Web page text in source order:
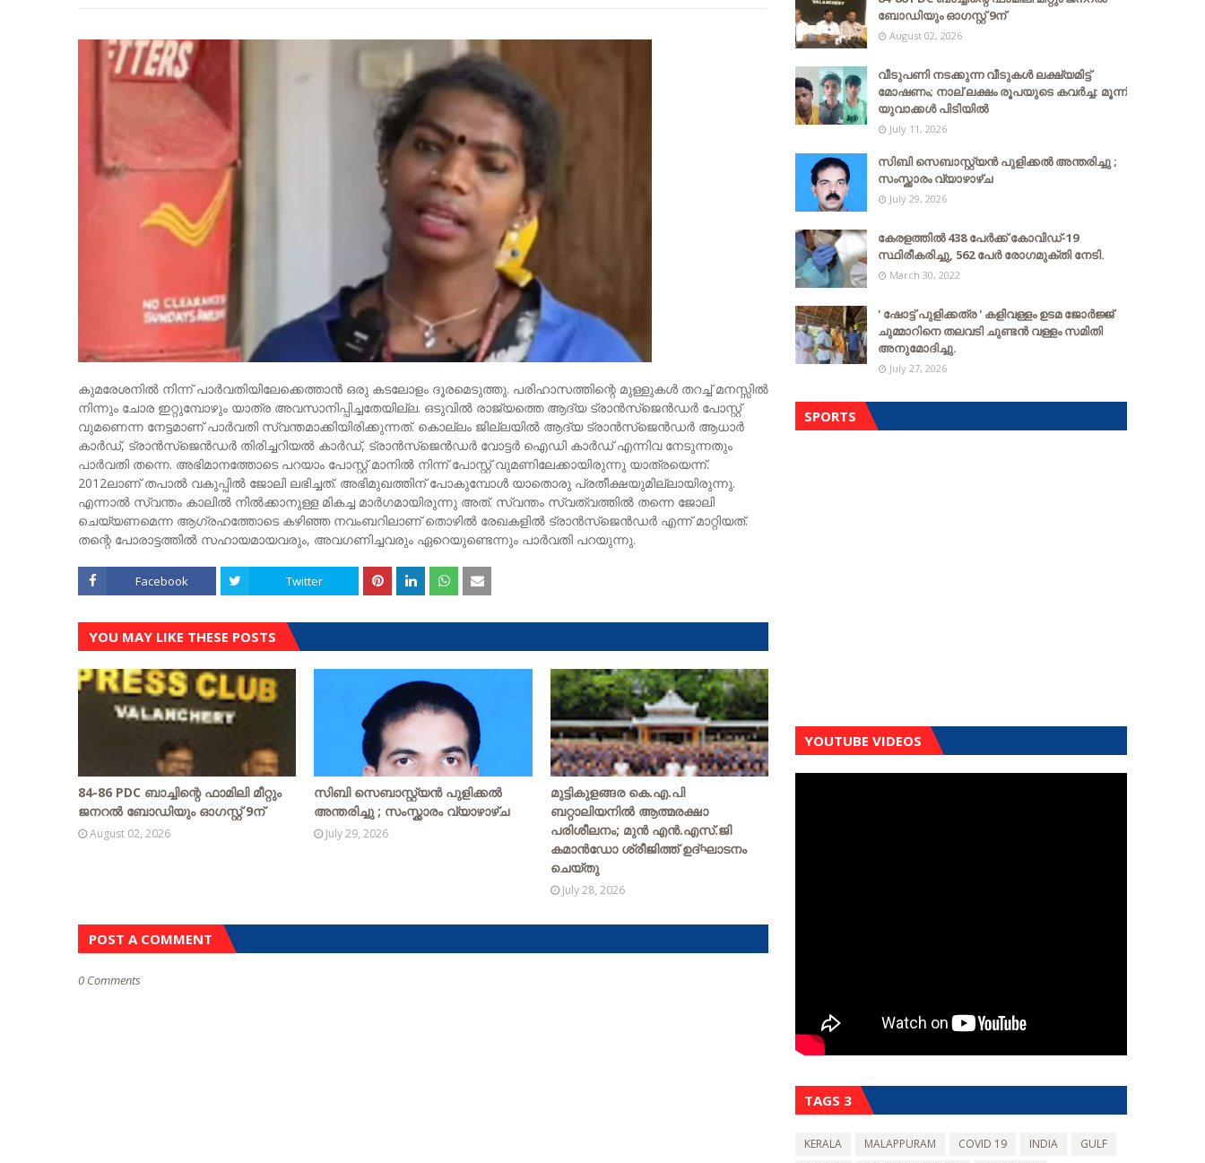
കുമരേശനിൽ നിന്ന് പാർവതിയിലേക്കെത്താൻ ഒരു കടലോളം ദൂരമെടുത്തു. പരിഹാസത്തിന്റെ മുള്ളുകൾ തറച്ച് മനസ്സിൽ
നിന്നും ചോര ഇറ്റുമ്പോഴും യാത്ര അവസാനിപ്പിച്ചതേയില്ല. ഒടുവിൽ രാജ്യത്തെ ആദ്യ ട്രാൻസ്ജെൻഡർ പോസ്റ്റ്‌
വുമണെന്ന നേട്ടമാണ് പാർവതി സ്വന്തമാക്കിയിരിക്കുന്നത്. കൊല്ലം ജില്ലയിൽ ആദ്യ ട്രാൻസ്ജെൻഡർ ആധാർ
കാർഡ്, ട്രാൻസ്ജെൻഡർ തിരിച്ചറിയൽ കാർഡ്, ട്രാൻസ്ജെൻഡർ വോട്ടർ ഐഡി കാർഡ് എന്നിവ നേടുന്നതും
പാർവതി തന്നെ. അഭിമാനത്തോടെ പറയാം പോസ്റ്റ്‌ മാനിൽ നിന്ന് പോസ്റ്റ്‌ വുമണിലേക്കായിരുന്നു യാത്രയെന്ന്.
2012ലാണ് തപാൽ വകുപ്പിൽ ജോലി ലഭിച്ചത്. അഭിമുഖത്തിന് പോകുമ്പോൾ യാതൊരു പ്രതീക്ഷയുമില്ലായിരുന്നു.
എന്നാൽ സ്വന്തം കാലിൽ നിൽക്കാനുള്ള മികച്ച മാർഗമായിരുന്നു അത്. സ്വന്തം സ്വത്വത്തിൽ തന്നെ ജോലി
ചെയ്യണമെന്ന ആഗ്രഹത്തോടെ കഴിഞ്ഞ നവംബറിലാണ് തൊഴിൽ രേഖകളിൽ ട്രാൻസ്ജെൻഡർ എന്ന് മാറ്റിയത്.
തന്റെ പോരാട്ടത്തിൽ സഹായമായവരും, അവഗണിച്ചവരും ഏറെയുണ്ടെന്നും പാർവതി പറയുന്നു.
Facebook Twitter
YOU MAY LIKE THESE POSTS
84-86 PDC ബാച്ചിന്റെ ഫാമിലി മീറ്റും
ജനറൽ ബോഡിയും ഓഗസ്റ്റ് 9ന്
August 02, 2026
സിബി സെബാസ്റ്റ്യന്‍ പുളിക്കല്‍
അന്തരിച്ചു ; സംസ്ക്കാരം വ്യാഴാഴ്ച
July 29, 2026
മുട്ടികുളങ്ങര കെ.എ.പി
ബറ്റാലിയനിൽ ആത്മരക്ഷാ
പരിശീലനം; മുൻ എൻ.എസ്.ജി
കമാൻഡോ ശ്രീജിത്ത് ഉദ്ഘാടനം
ചെയ്തു
July 28, 2026
POST A COMMENT
0 Comments
ബോഡിയും ഓഗസ്റ്റ് 9ന്
August 02, 2026
വീടുപണി നടക്കുന്ന വീടുകൾ ലക്ഷ്യമിട്ട്
മോഷണം; നാല് ലക്ഷം രൂപയുടെ കവർച്ച: മൂന്ന്
യുവാക്കൾ പിടിയിൽ
July 11, 2026
സിബി സെബാസ്റ്റ്യന്‍ പുളിക്കല്‍ അന്തരിച്ചു ;
സംസ്ക്കാരം വ്യാഴാഴ്ച
July 29, 2026
കേരളത്തില്‍ 438 പേര്‍ക്ക് കോവിഡ്-19
സ്ഥിരീകരിച്ചു, 562 പേര്‍ രോഗമുക്തി നേടി.
March 30, 2022
' ഷോട്ട് പുളിക്കത്ര ' കളിവള്ളം ഉടമ ജോർജ്ജ്
ചുമ്മാറിനെ തലവടി ചുണ്ടൻ വള്ളം സമിതി
അനുമോദിച്ചു.
July 27, 2026
SPORTS
YOUTUBE VIDEOS
TAGS 3
KERALA MALAPPURAM COVID 19 INDIA
GULF